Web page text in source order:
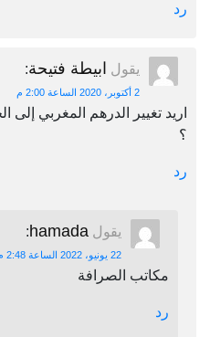
رد
يقول ابيطة فتيحة:
2 أكتوبر، 2020 الساعة 2:00 م
اريد تغيير الدرهم المغربي
؟
رد
يقول hamada
:
22 يونيو، 2022 الساعة 2:48 م
مكاتب الصرافة
رد